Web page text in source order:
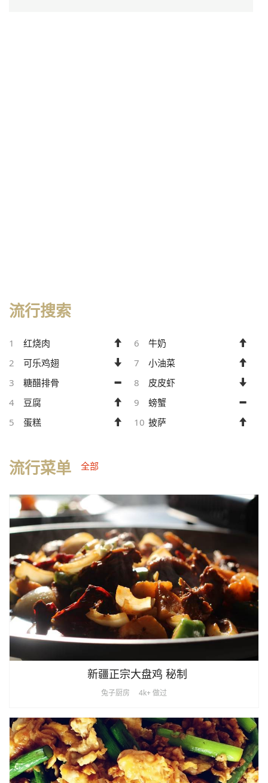
流行搜索
1
红烧肉
2
可乐鸡翅
3
糖醋排骨
4
豆腐
5
蛋糕
6
牛奶
7
小油菜
8
皮皮虾
9
螃蟹
10 披萨
流行菜单 全部
新疆正宗大盘鸡 秘制
兔子厨房 4k+ 做过